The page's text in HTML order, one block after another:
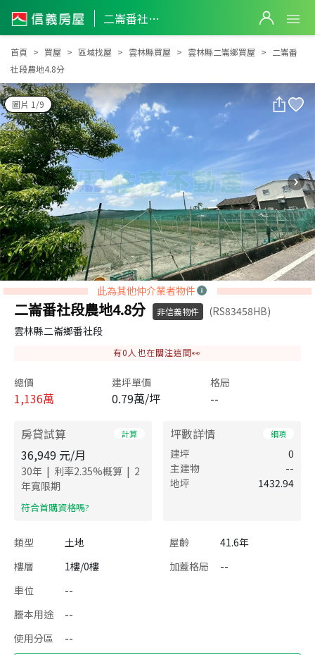
二崙番社段農地4.8分
二崙番社段農地4.8分
首頁 買屋 區域找屋 雲林縣買屋 雲林縣二崙鄉買屋
二崙番
社段農地4.8分
圖片 1/9
此為其他仲介業者物件
二崙番社段農地4.8分 非信義物件
(RS83458HB)
雲林縣二崙鄉番社段
有0 人也在關注這間👀
總價
1,136萬
建坪單價
0.79萬/坪
格局
--
房貸試算 計算
36,949 元/月
30年 | 利率2.35%概算 | 2
年寬限期
​符合首購資格嗎?
坪數詳情 細項
建坪
0
主建物
--
地坪
1432.94
類型 土地 屋齡
41.6年
樓層
1樓/0樓 加蓋格局
--
車位
--
謄本用途
--
使用分區
--